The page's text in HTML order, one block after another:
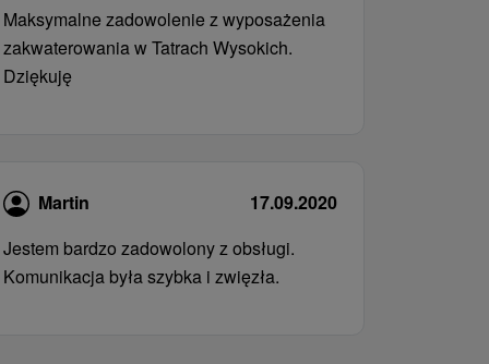
Maksymalne zadowolenie z wyposażenia
zakwaterowania w Tatrach Wysokich.
Dziękuję
Martin
17.09.2020
Jestem bardzo zadowolony z obsługi.
Komunikacja była szybka i zwięzła.